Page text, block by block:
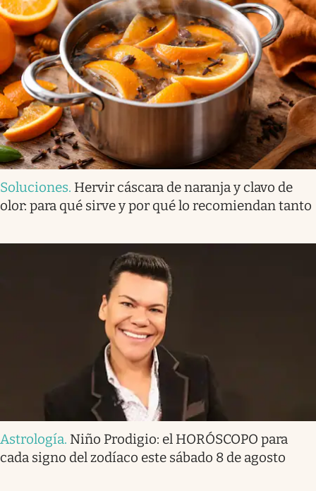
Soluciones. Hervir cáscara de naranja y clavo de
olor: para qué sirve y por qué lo recomiendan tanto
Astrología. Niño Prodigio: el HORÓSCOPO para
cada signo del zodíaco este sábado 8 de agosto